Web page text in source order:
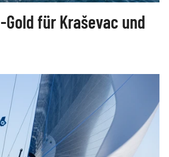
Gold für Kraševac und